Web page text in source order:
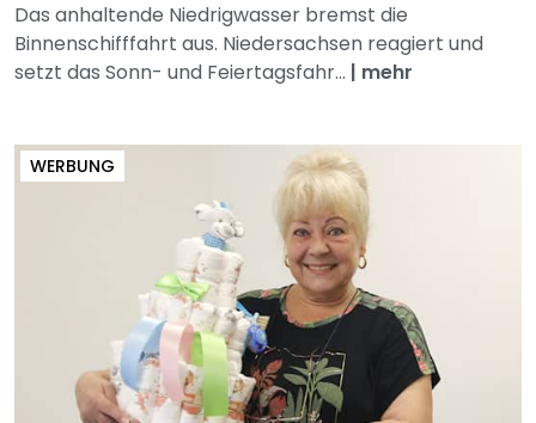
Das anhaltende Niedrigwasser bremst die
Binnenschifffahrt aus. Niedersachsen reagiert und
setzt das Sonn- und Feiertagsfahr... | mehr
WERBUNG